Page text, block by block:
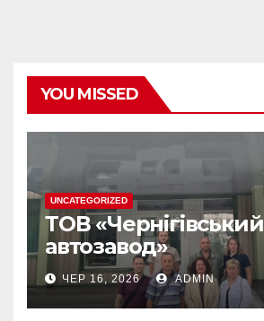
YOU MISSED
UNCATEGORIZED
ТОВ «Чернігівський
автозавод»
ЧЕР 16, 2026 ADMIN